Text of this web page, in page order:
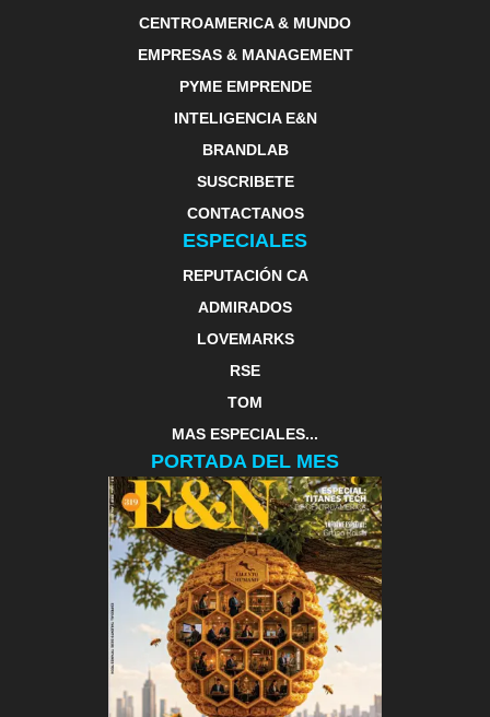
CENTROAMERICA & MUNDO
EMPRESAS & MANAGEMENT
PYME EMPRENDE
INTELIGENCIA E&N
BRANDLAB
SUSCRIBETE
CONTACTANOS
ESPECIALES
REPUTACIÓN CA
ADMIRADOS
LOVEMARKS
RSE
TOM
MAS ESPECIALES...
PORTADA DEL MES